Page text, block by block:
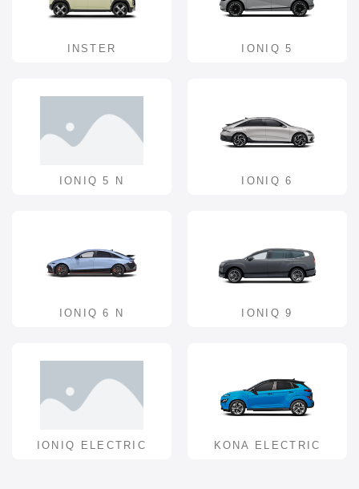
INSTER IONIQ 5
IONIQ 5 N IONIQ 6
IONIQ 6 N IONIQ 9
IONIQ ELECTRIC KONA ELECTRIC